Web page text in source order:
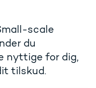
scale
du
nyttige for dig,
tilskud.